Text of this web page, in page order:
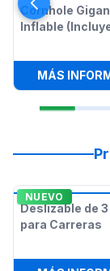
Cornhole
Inflable
MÁS
NUEVO
Deslizable de
para Carreras